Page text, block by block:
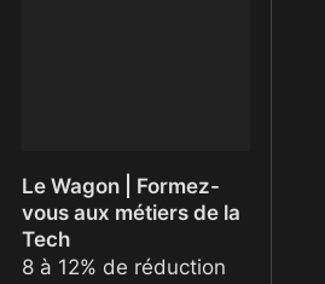
Le Wagon | Formez-
vous aux métiers de la
Tech
8 à 12% de réduction